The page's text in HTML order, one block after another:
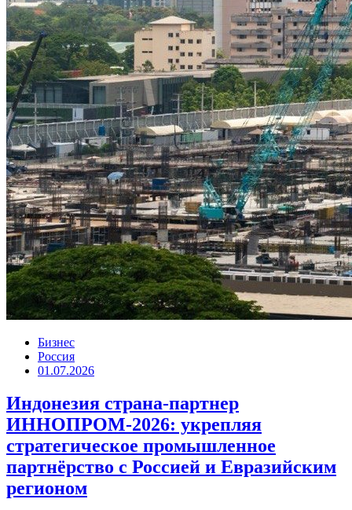
Бизнес
Россия
01.07.2026
Индонезия страна-партнер
ИННОПРОМ-2026: укрепляя
стратегическое промышленное
партнёрство с Россией и Евразийским
регионом